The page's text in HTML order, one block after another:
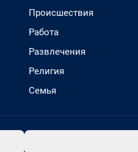
Происшествия
Работа
Развлечения
Религия
Семья